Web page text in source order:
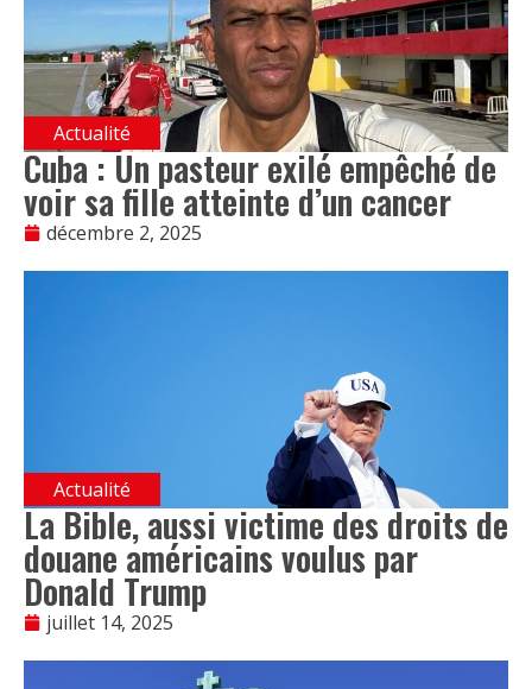
Actualité
Cuba : Un pasteur exilé empêché de
voir sa fille atteinte d’un cancer
décembre 2, 2025
Actualité
La Bible, aussi victime des droits de
douane américains voulus par
Donald Trump
juillet 14, 2025